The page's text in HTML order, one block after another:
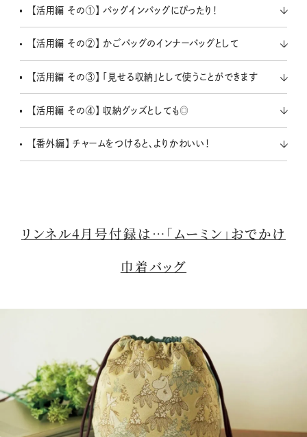
【活用編 その①】 バッグインバッグにぴったり！
【活用編 その②】 かごバッグのインナーバッグとして
【活用編 その③】 「見せる収納」として使うことができます
【活用編 その④】 収納グッズとしても◎
【番外編】 チャームをつけると、よりかわいい！
リンネル4月号付録は…「ムーミン」おでかけ
巾着バッグ